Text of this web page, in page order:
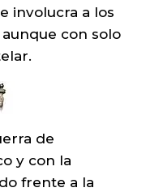
involucra a los
con solo
de
y con la
frente a la